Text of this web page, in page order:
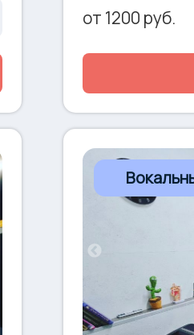
встроенный
регулируемыми
томы 12-13-16) •
Второй
Orange Terror Bass
от 1200 руб.